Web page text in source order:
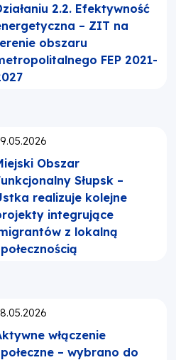
2.2. Efektywność
– ZIT na
obszaru
FEP 2021-
Obszar
Słupsk –
realizuje kolejne
integrujące
z lokalną
włączenie
– wybrano do